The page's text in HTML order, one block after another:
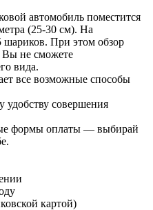
автомобиль поместится
(25-30 см). На
шариков. При этом обзор
Вы не сможете
вида.
все возможные способы
совершения
формы оплаты — выбирай
картой)